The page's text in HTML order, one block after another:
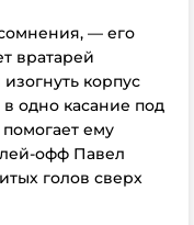
— его
вратарей
корпус
одно касание под
ему
офф Павел
голов сверх